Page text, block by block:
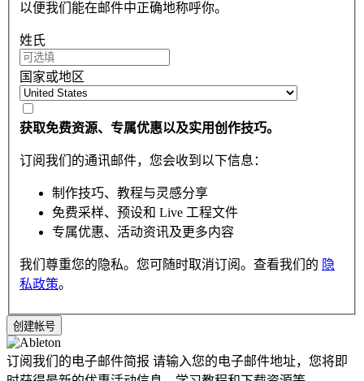
以便我们能在邮件中正确地称呼你。
姓氏
国家或地区
获取免费资源、专属优惠以及实用创作技巧。
订阅我们的通讯邮件，您会收到以下信息：
制作技巧、教程与灵感分享
免费采样、预设和 Live 工程文件
专属优惠、活动资讯及更多内容
我们尊重您的隐私。您可随时取消订阅。查看我们的 隐
私政策。
订阅我们的电子邮件简报 请输入您的电子邮件地址，您将即